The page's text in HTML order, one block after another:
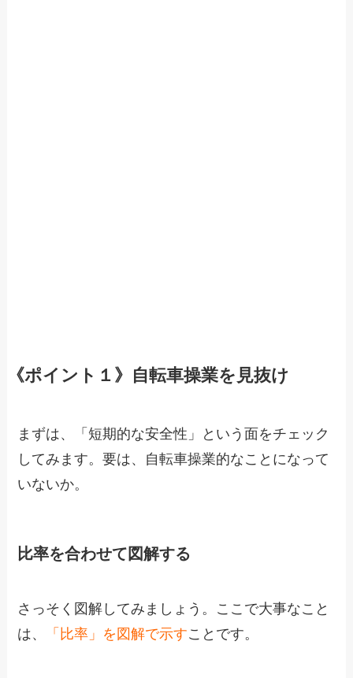
《ポイント１》自転車操業を見抜け
まずは、「短期的な安全性」という面をチェック
してみます。要は、自転車操業的なことになって
いないか。
比率を合わせて図解する
さっそく図解してみましょう。ここで大事なこと
は、
「比率」を図解で示すことです。